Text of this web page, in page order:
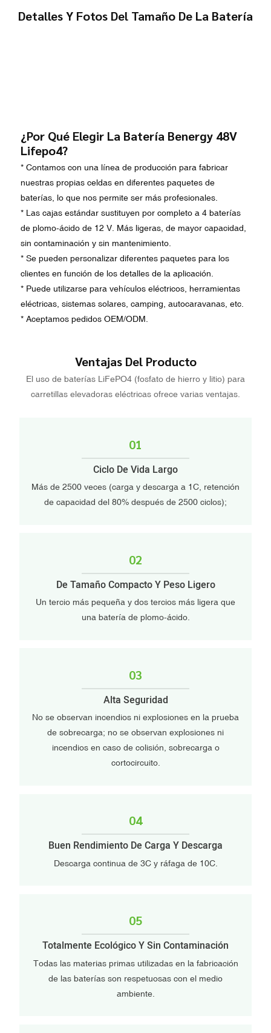
Detalles Y Fotos Del Tamaño De La Batería
¿Por Qué Elegir La Batería Benergy 48V
Lifepo4?
* Contamos con una línea de producción para fabricar
nuestras propias celdas en diferentes paquetes de
baterías, lo que nos permite ser más profesionales.
* Las cajas estándar sustituyen por completo a 4 baterías
de plomo-ácido de 12 V. Más ligeras, de mayor capacidad,
sin contaminación y sin mantenimiento.
* Se pueden personalizar diferentes paquetes para los
clientes en función de los detalles de la aplicación.
* Puede utilizarse para vehículos eléctricos, herramientas
eléctricas, sistemas solares, camping, autocaravanas, etc.
* Aceptamos pedidos OEM/ODM.
Ventajas Del Producto
El uso de baterías LiFePO4 (fosfato de hierro y litio) para
carretillas elevadoras eléctricas ofrece varias ventajas.
01
Ciclo De Vida Largo
Más de 2500 veces (carga y descarga a 1C, retención
de capacidad del 80% después de 2500 ciclos);
02
De Tamaño Compacto Y Peso Ligero
Un tercio más pequeña y dos tercios más ligera que
una batería de plomo-ácido.
03
Alta Seguridad
No se observan incendios ni explosiones en la prueba
de sobrecarga; no se observan explosiones ni
incendios en caso de colisión, sobrecarga o
cortocircuito.
04
Buen Rendimiento De Carga Y Descarga
Descarga continua de 3C y ráfaga de 10C.
05
Totalmente Ecológico Y Sin Contaminación
Todas las materias primas utilizadas en la fabricación
de las baterías son respetuosas con el medio
ambiente.